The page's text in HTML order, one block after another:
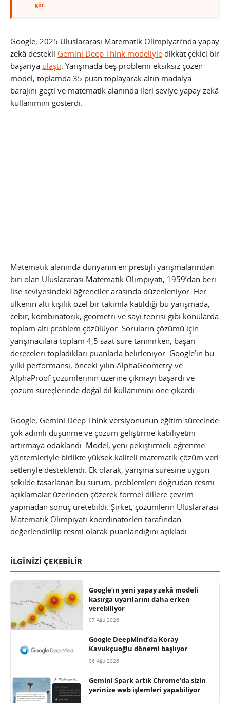
gör.
Google, 2025 Uluslararası Matematik Olimpiyatı’nda yapay
zekâ destekli Gemini Deep Think modeliyle dikkat çekici bir
başarıya ulaştı. Yarışmada beş problemi eksiksiz çözen
model, toplamda 35 puan toplayarak altın madalya
barajını geçti ve matematik alanında ileri seviye yapay zekâ
kullanımını gösterdi.
Matematik alanında dünyanın en prestijli yarışmalarından
biri olan Uluslararası Matematik Olimpiyatı, 1959’dan beri
lise seviyesindeki öğrenciler arasında düzenleniyor. Her
ülkenin altı kişilik özel bir takımla katıldığı bu yarışmada,
cebir, kombinatorik, geometri ve sayı teorisi gibi konularda
toplam altı problem çözülüyor. Soruların çözümü için
yarışmacılara toplam 4,5 saat süre tanınırken, başarı
dereceleri topladıkları puanlarla belirleniyor. Google’ın bu
yılki performansı, önceki yılın AlphaGeometry ve
AlphaProof çözümlerinin üzerine çıkmayı başardı ve
çözüm süreçlerinde doğal dil kullanımını öne çıkardı.
Google, Gemini Deep Think versiyonunun eğitim sürecinde
çok adımlı düşünme ve çözüm geliştirme kabiliyetini
artırmaya odaklandı. Model, yeni pekiştirmeli öğrenme
yöntemleriyle birlikte yüksek kaliteli matematik çözüm veri
setleriyle desteklendi. Ek olarak, yarışma süresine uygun
şekilde tasarlanan bu sürüm, problemleri doğrudan resmi
açıklamalar üzerinden çözerek formel dillere çevrim
yapmadan sonuç üretebildi. Şirket, çözümlerin Uluslararası
Matematik Olimpiyatı koordinatörleri tarafından
değerlendirilip resmi olarak puanlandığını açıkladı.
İLGİNİZİ ÇEKEBİLİR
Google’ın yeni yapay zekâ modeli
kasırga uyarılarını daha erken
verebiliyor
07 Ağu 2026
Google DeepMind’da Koray
Kavukçuoğlu dönemi başlıyor
06 Ağu 2026
Gemini Spark artık Chrome’da sizin
yerinize web işlemleri yapabiliyor